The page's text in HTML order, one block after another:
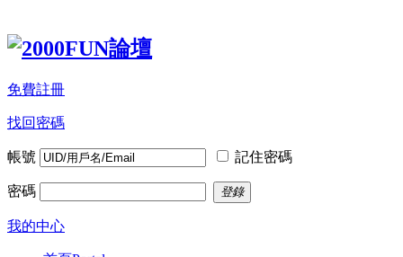
免費註冊
找回密碼
帳號 記住密碼
密碼 登錄
我的中心